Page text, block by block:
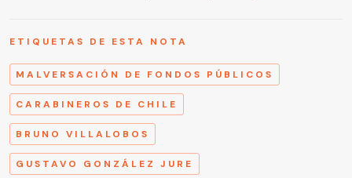
ETIQUETAS DE ESTA NOTA
MALVERSACIÓN DE FONDOS PÚBLICOS
CARABINEROS DE CHILE
BRUNO VILLALOBOS
GUSTAVO GONZÁLEZ JURE